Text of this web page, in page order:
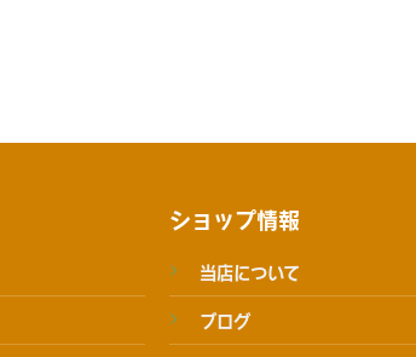
ショップ情報
当店について
ブログ